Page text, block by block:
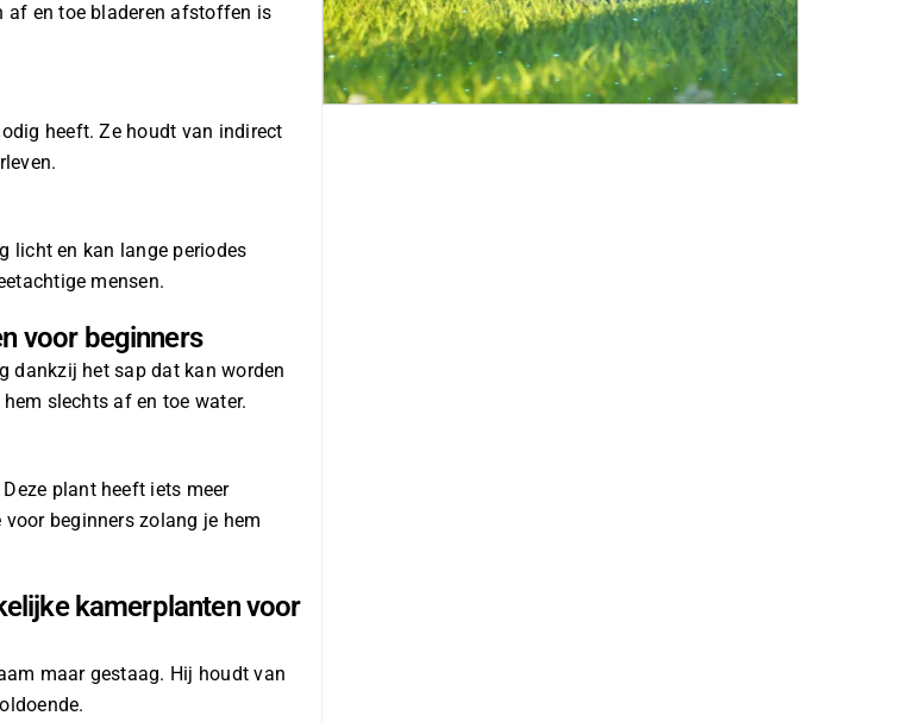
af en toe bladeren afstoffen is
heeft. Ze houdt van indirect
licht en kan lange periodes
mensen.
voor beginners
dankzij het sap dat kan worden
slechts af en toe water.
plant heeft iets meer
beginners zolang je hem
kamerplanten voor
maar gestaag. Hij houdt van